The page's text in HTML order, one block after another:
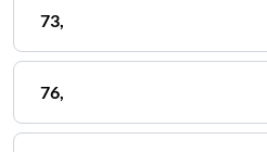
73,
76,